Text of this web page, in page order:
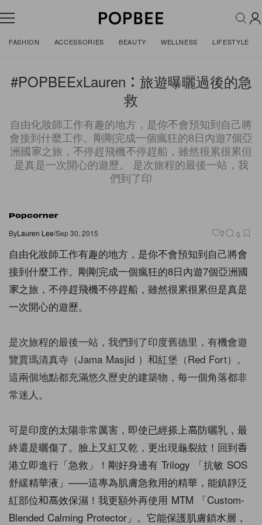
FASHION ACCESSORIES BEAUTY WELLNESS LIFESTYLE
#POPBEExLauren：旅遊曝曬過後的急
救
自由化妝師工作有趣的地方，是你不會預知到自己將
會接到什麼工作。剛剛完成一個瘋狂的8日內遊7個亞
洲國家之旅，不停趕飛機不停趕船，雖然很累很累但
是真是一次開心的遊歷。 是次旅程的最後一站，我
們到了印
Popcorner
ByLauren Lee/Sep 30, 2015 2 0
自由化妝師工作有趣的地方，是你不會預知到自己將會
接到什麼工作。 剛剛完成一個瘋狂的8日內遊7個亞洲國
家之旅，不停趕飛機不停趕船， 雖然很累很累但是真是
一次開心的遊歷。
是次旅程的最後一站，我們到了印度舊德里，有機會遊
覽賈瑪清真寺（Jama Masjid ）和紅堡（Red Fort）。
這兩個地點都充滿悠久歷史的建築物，每一個角落都非
常迷人。
可是印度的太陽非常厲害，即使已經搽上高防曬乳，最
終還是曬傷了。臉上又紅又乾，更出現龜裂紋！回到香
港立即進行「急救」！ 剛好身邊有 Trilogy 「抗敏 SOS
舒緩精華液」——這專為肌膚急救用的精華，能鎮靜泛
紅部位和高效保濕！我更額外再使用 MTM 「Custom-
Blended Calming Protector」。它能保護肌膚鎖水層，